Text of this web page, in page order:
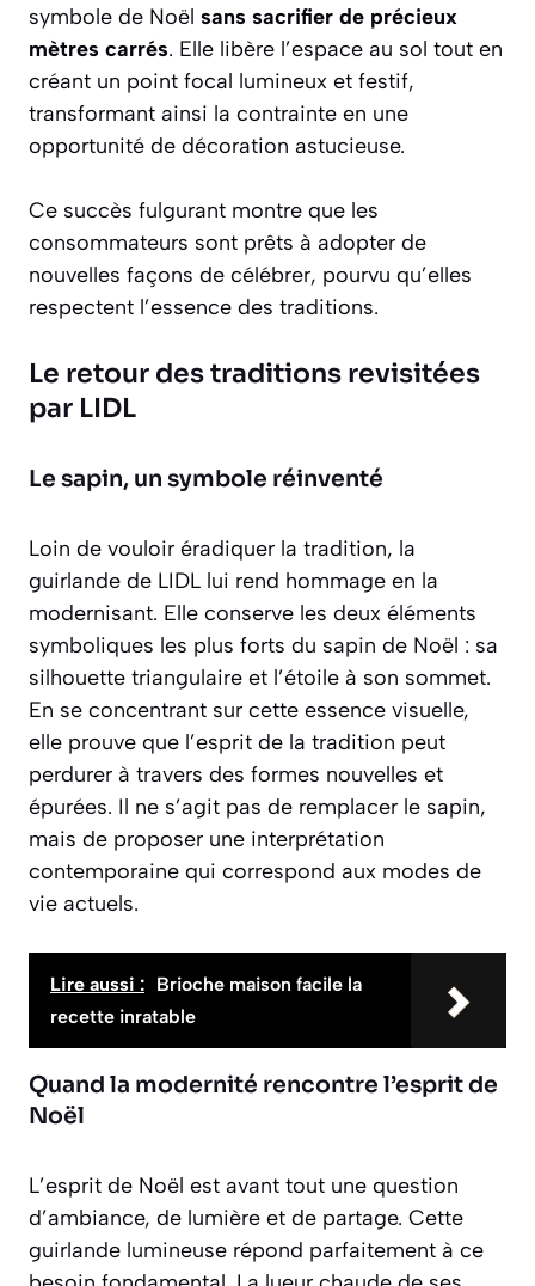
symbole de Noël sans sacrifier de précieux
mètres carrés. Elle libère l’espace au sol tout en
créant un point focal lumineux et festif,
transformant ainsi la contrainte en une
opportunité de décoration astucieuse.
Ce succès fulgurant montre que les
consommateurs sont prêts à adopter de
nouvelles façons de célébrer, pourvu qu’elles
respectent l’essence des traditions.
Le retour des traditions revisitées
par LIDL
Le sapin, un symbole réinventé
Loin de vouloir éradiquer la tradition, la
guirlande de LIDL lui rend hommage en la
modernisant. Elle conserve les deux éléments
symboliques les plus forts du sapin de Noël : sa
silhouette triangulaire et l’étoile à son sommet.
En se concentrant sur cette essence visuelle,
elle prouve que l’esprit de la tradition peut
perdurer à travers des formes nouvelles et
épurées. Il ne s’agit pas de remplacer le sapin,
mais de proposer une interprétation
contemporaine qui correspond aux modes de
vie actuels.
Lire aussi : Brioche maison facile la
recette inratable
Quand la modernité rencontre l’esprit de
Noël
L’esprit de Noël est avant tout une question
d’ambiance, de lumière et de partage. Cette
guirlande lumineuse répond parfaitement à ce